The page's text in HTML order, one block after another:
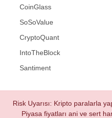
CoinGlass
SoSoValue
CryptoQuant
IntoTheBlock
Santiment
Risk Uyarısı: Kripto paralarla
Piyasa fiyatları ani ve sert